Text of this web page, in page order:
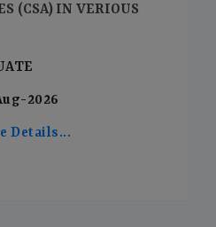
(CSA) IN VERIOUS
2026
Details...